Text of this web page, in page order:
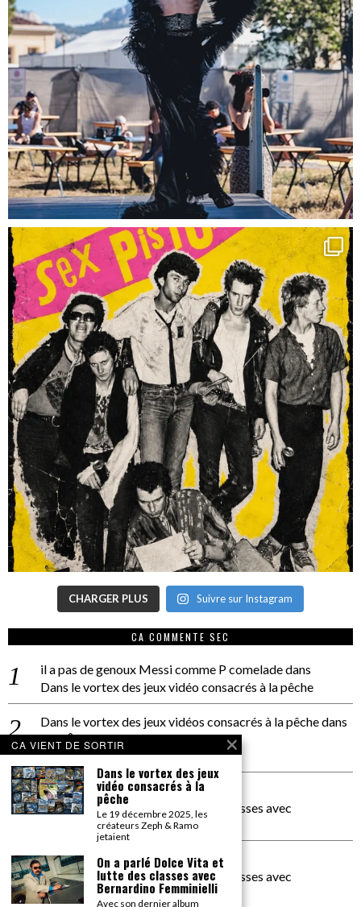
CHARGER PLUS Suivre sur Instagram
CA COMMENTE SEC
il a pas de genoux Messi comme P comeladedans
Dans le vortex des jeux vidéo consacrés à la pêche
Dans le vortex des jeux vidéos consacrés à la pêchedans
PACÔME THIELLEMENT
La séance d’Hip Gnose
La Patrie
dans
On a parlé Dolce Vita et lutte des classes avec
Bernardino Femminielli
carte noire negra à l'o tiededans
On a parlé Dolce Vita et lutte des classes avec
Bernardino Femminielli
CA VIENT DE SORTIR
Dans le vortex des jeux
vidéo consacrés à la
pêche
Le 19 décembre 2025, les
créateurs Zeph & Ramo
jetaient
On a parlé Dolce Vita et
lutte des classes avec
Bernardino Femminielli
Avec son dernier album